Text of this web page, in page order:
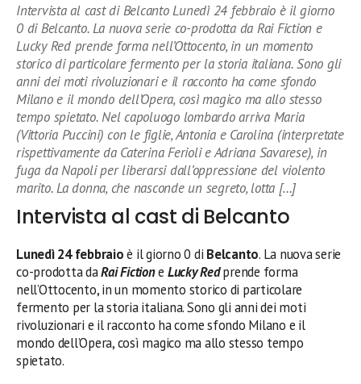
Intervista al cast di Belcanto Lunedì 24 febbraio è il giorno
0 di Belcanto. La nuova serie co-prodotta da Rai Fiction e
Lucky Red prende forma nell’Ottocento, in un momento
storico di particolare fermento per la storia italiana. Sono gli
anni dei moti rivoluzionari e il racconto ha come sfondo
Milano e il mondo dell’Opera, così magico ma allo stesso
tempo spietato. Nel capoluogo lombardo arriva Maria
(Vittoria Puccini) con le figlie, Antonia e Carolina (interpretate
rispettivamente da Caterina Ferioli e Adriana Savarese), in
fuga da Napoli per liberarsi dall’oppressione del violento
marito. La donna, che nasconde un segreto, lotta […]
Intervista al cast di Belcanto
Lunedì 24 febbraioè il giorno 0 di Belcanto. La nuova serie
co-prodotta daRai Fictione Lucky Redprende forma
nell’Ottocento, in un momento storico di particolare
fermento per la storia italiana. Sono gli anni dei moti
rivoluzionari e il racconto ha come sfondo Milano e il
mondo dell’Opera, così magico ma allo stesso tempo
spietato.